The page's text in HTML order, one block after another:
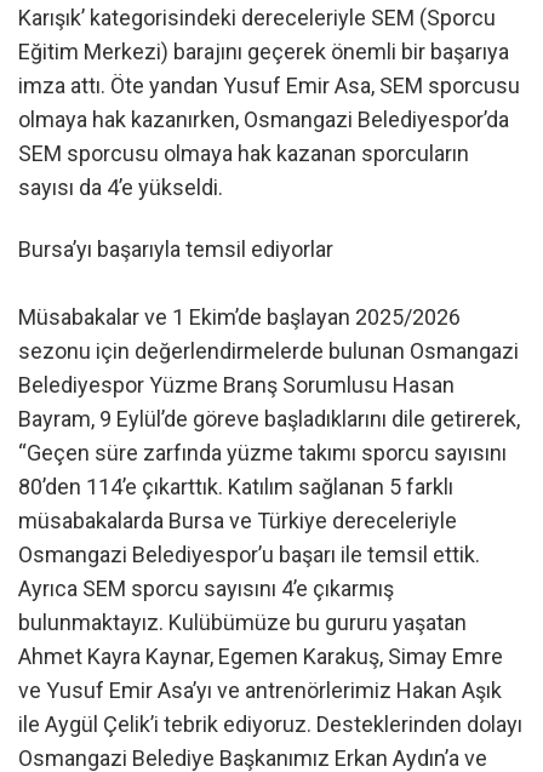
Karışık’ kategorisindeki dereceleriyle SEM (Sporcu
Eğitim Merkezi) barajını geçerek önemli bir başarıya
imza attı. Öte yandan Yusuf Emir Asa, SEM sporcusu
olmaya hak kazanırken, Osmangazi Belediyespor’da
SEM sporcusu olmaya hak kazanan sporcuların
sayısı da 4’e yükseldi.
Bursa’yı başarıyla temsil ediyorlar
Müsabakalar ve 1 Ekim’de başlayan 2025/2026
sezonu için değerlendirmelerde bulunan Osmangazi
Belediyespor Yüzme Branş Sorumlusu Hasan
Bayram, 9 Eylül’de göreve başladıklarını dile getirerek,
“Geçen süre zarfında yüzme takımı sporcu sayısını
80’den 114’e çıkarttık. Katılım sağlanan 5 farklı
müsabakalarda Bursa ve Türkiye dereceleriyle
Osmangazi Belediyespor’u başarı ile temsil ettik.
Ayrıca SEM sporcu sayısını 4’e çıkarmış
bulunmaktayız. Kulübümüze bu gururu yaşatan
Ahmet Kayra Kaynar, Egemen Karakuş, Simay Emre
ve Yusuf Emir Asa’yı ve antrenörlerimiz Hakan Aşık
ile Aygül Çelik’i tebrik ediyoruz. Desteklerinden dolayı
Osmangazi Belediye Başkanımız Erkan Aydın’a ve